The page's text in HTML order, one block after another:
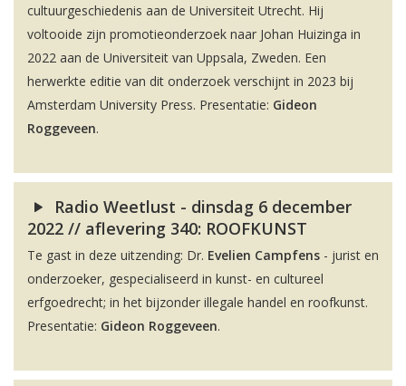
cultuurgeschiedenis aan de Universiteit Utrecht. Hij
voltooide zijn promotieonderzoek naar Johan Huizinga in
2022 aan de Universiteit van Uppsala, Zweden. Een
herwerkte editie van dit onderzoek verschijnt in 2023 bij
Amsterdam University Press. Presentatie: Gideon
Roggeveen.
Radio Weetlust - dinsdag 6 december
2022 // aflevering 340: ROOFKUNST
Te gast in deze uitzending: Dr. Evelien Campfens - jurist en
onderzoeker, gespecialiseerd in kunst- en cultureel
erfgoedrecht; in het bijzonder illegale handel en roofkunst.
Presentatie: Gideon Roggeveen.